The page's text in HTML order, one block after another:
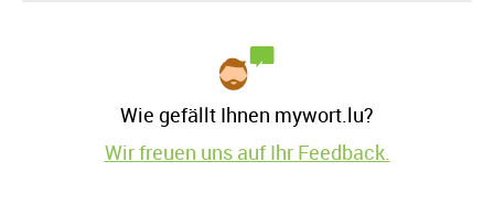
Wie gefällt Ihnen mywort.lu?
Wir freuen uns auf Ihr Feedback.